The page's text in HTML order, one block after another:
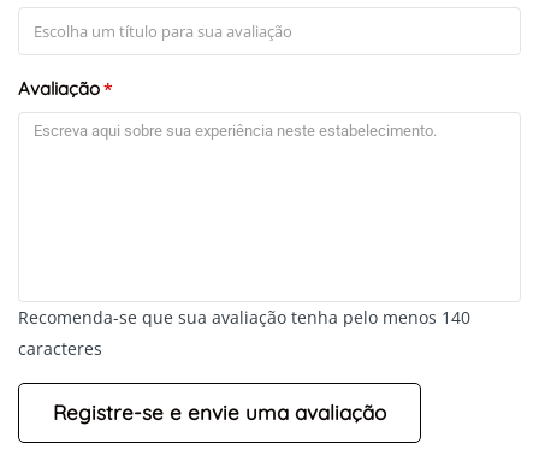
+-
Leaflet
Avaliação*
Recomenda-se que sua avaliação tenha pelo menos 140
caracteres